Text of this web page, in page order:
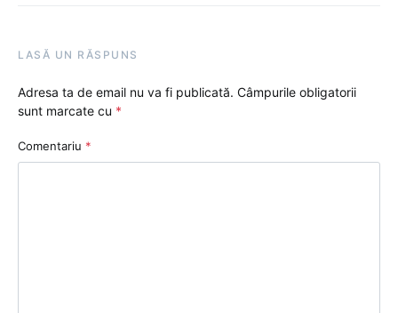
LASĂ UN RĂSPUNS
Adresa ta de email nu va fi publicată. Câmpurile obligatorii
sunt marcate cu *
Comentariu *